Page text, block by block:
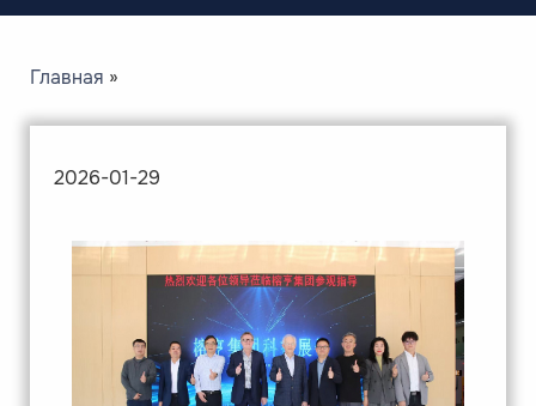
навигации
Главная
2026-01-29